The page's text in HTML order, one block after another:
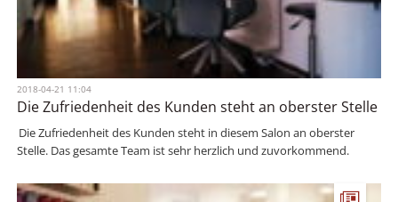
2018-04-21 11:04
Die Zufriedenheit des Kunden steht an oberster Stelle
Die Zufriedenheit des Kunden steht in diesem Salon an oberster
Stelle. Das gesamte Team ist sehr herzlich und zuvorkommend.